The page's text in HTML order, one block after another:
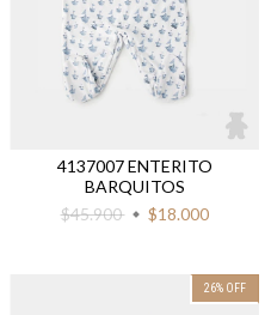
4137007 ENTERITO
BARQUITOS
$45.900
$18.000
26% OFF